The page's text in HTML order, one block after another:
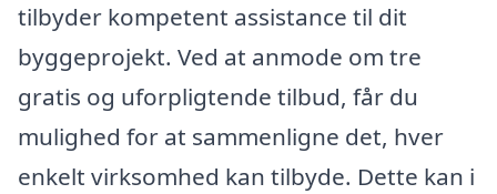
tilbyder kompetent assistance til dit
byggeprojekt. Ved at anmode om tre
gratis og uforpligtende tilbud, får du
mulighed for at sammenligne det, hver
enkelt virksomhed kan tilbyde. Dette kan i